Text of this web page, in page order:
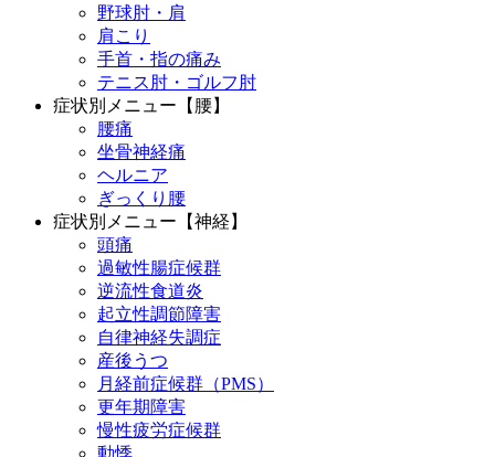
野球肘・肩
肩こり
手首・指の痛み
テニス肘・ゴルフ肘
症状別メニュー【腰】
腰痛
坐骨神経痛
ヘルニア
ぎっくり腰
症状別メニュー【神経】
頭痛
過敏性腸症候群
逆流性食道炎
起立性調節障害
自律神経失調症
産後うつ
月経前症候群（PMS）
更年期障害
慢性疲労症候群
動悸